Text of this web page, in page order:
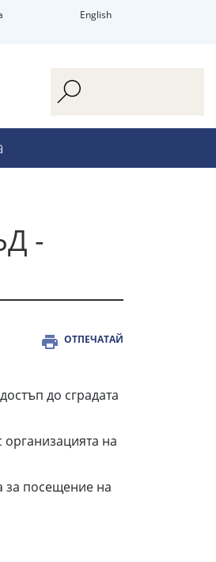
English
-
ОТПЕЧАТАЙ
до сградата
на
за посещение на